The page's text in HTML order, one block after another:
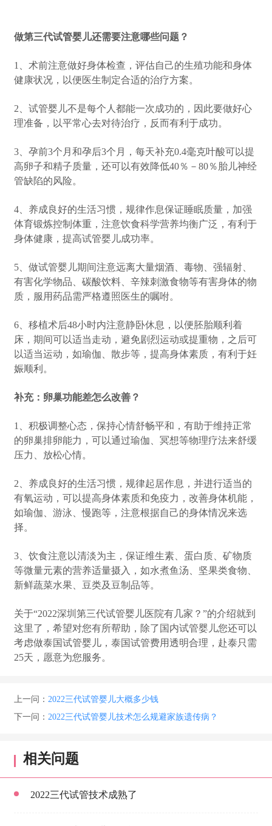
做第三代试管婴儿还需要注意哪些问题？
1、术前注意做好身体检查，评估自己的生殖功能和身体
健康状况，以便医生制定合适的治疗方案。
2、试管婴儿不是每个人都能一次成功的，因此要做好心
理准备，以平常心去对待治疗，反而有利于成功。
3、孕前3个月和孕后3个月，每天补充0.4毫克叶酸可以提
高卵子和精子质量，还可以有效降低40％－80％胎儿神经
管缺陷的风险。
4、养成良好的生活习惯，规律作息保证睡眠质量，加强
体育锻炼控制体重，注意饮食科学营养均衡广泛，有利于
身体健康，提高试管婴儿成功率。
5、做试管婴儿期间注意远离大量烟酒、毒物、强辐射、
有害化学物品、碳酸饮料、辛辣刺激食物等有害身体的物
质，服用药品需严格遵照医生的嘱咐。
6、移植术后48小时内注意静卧休息，以便胚胎顺利着
床，期间可以适当走动，避免剧烈运动或提重物，之后可
以适当运动，如瑜伽、散步等，提高身体素质，有利于妊
娠顺利。
补充：卵巢功能差怎么改善？
1、积极调整心态，保持心情舒畅平和，有助于维持正常
的卵巢排卵能力，可以通过瑜伽、冥想等物理疗法来舒缓
压力、放松心情。
2、养成良好的生活习惯，规律起居作息，并进行适当的
有氧运动，可以提高身体素质和免疫力，改善身体机能，
如瑜伽、游泳、慢跑等，注意根据自己的身体情况来选
择。
3、饮食注意以清淡为主，保证维生素、蛋白质、矿物质
等微量元素的营养适量摄入，如水煮鱼汤、坚果类食物、
新鲜蔬菜水果、豆类及豆制品等。
关于“2022深圳第三代试管婴儿医院有几家？”的介绍就到
这里了，希望对您有所帮助，除了国内试管婴儿您还可以
考虑做泰国试管婴儿，泰国试管费用透明合理，赴泰只需
25天，愿意为您服务。
上一问： 2022三代试管婴儿大概多少钱
下一问： 2022三代试管婴儿技术怎么规避家族遗传病？
相关问题
2022三代试管技术成熟了